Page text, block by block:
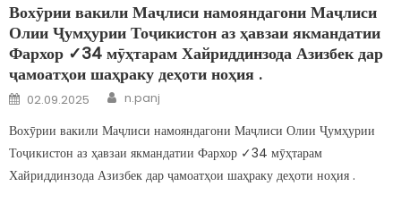
Вохӯрии вакили Маҷлиси намояндагони Маҷлиси
Олии Ҷумҳурии Тоҷикистон аз ҳавзаи якмандатии
Фархор ✓34 мӯҳтарам Хайриддинзода Азизбек дар
ҷамоатҳои шаҳраку деҳоти ноҳия .
Posted on
02.09.2025 Author
n.panj
Вохӯрии вакили Маҷлиси намояндагони Маҷлиси Олии Ҷумҳурии
Тоҷикистон аз ҳавзаи якмандатии Фархор ✓34 мӯҳтарам
Хайриддинзода Азизбек дар ҷамоатҳои шаҳраку деҳоти ноҳия .